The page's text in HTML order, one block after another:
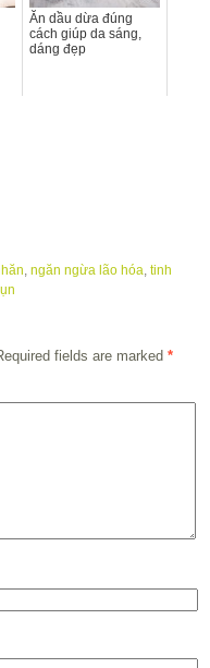
Ăn dầu dừa đúng
cách giúp da sáng,
dáng đẹp
, ngăn ngừa lão hóa, tinh
fields are marked *